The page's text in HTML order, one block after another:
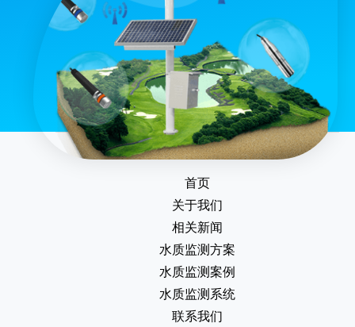
首页
关于我们
相关新闻
水质监测方案
水质监测案例
水质监测系统
联系我们